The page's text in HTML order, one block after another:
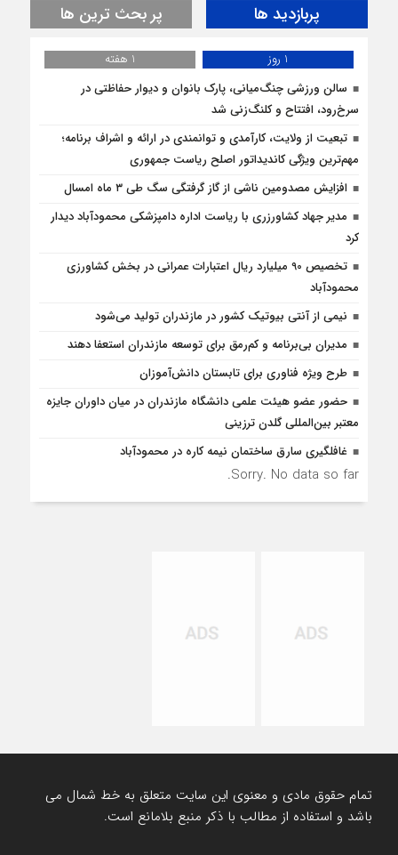
پربازدید ها پر بحث ترین ها
1 روز
1 هفته
سالن ورزشی چنگ‌میانی، پارک بانوان و دیوار حفاظتی در
سرخ‌رود، افتتاح و کلنگ‌زنی شد
تبعیت از ولایت، کارآمدی و توانمندی در ارائه و اشراف برنامه؛
مهم‌ترین ویژگی کاندیداتور اصلح ریاست جمهوری
افزایش مصدومین ناشی از گاز گرفتگی سگ طی ۳ ماه امسال
مدیر جهاد کشاورزری با ریاست اداره دامپزشکی محمودآباد دیدار
کرد
تخصیص 90 میلیارد ریال اعتبارات عمرانی در بخش کشاورزی
محمودآباد
نیمی از آنتی بیوتیک کشور در مازندران تولید می‌شود
مدیران بی‌برنامه و کم‌رمق برای توسعه مازندران استعفا دهند
طرح ویژه فناوری برای تابستان دانش‌آموزان
حضور عضو هیئت علمی دانشگاه مازندران در میان داوران جایزه
معتبر بین‌المللی گلدن ترزینی
غافلگيري سارق ساختمان نيمه کاره در محمودآباد
Sorry. No data so far.
تمام حقوق مادی و معنوی این سایت متعلق به خط شمال می
باشد و استفاده از مطالب با ذکر منبع بلامانع است.